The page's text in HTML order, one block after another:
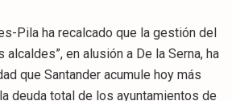
Pila ha recalcado que la gestión del
alcaldes”, en alusión a De la Serna, ha
que Santander acumule hoy más
deuda total de los ayuntamientos de